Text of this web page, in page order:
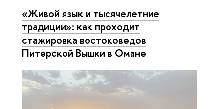
«Живой язык и тысячелетние
традиции»: как проходит
стажировка востоковедов
Питерской Вышки в Омане